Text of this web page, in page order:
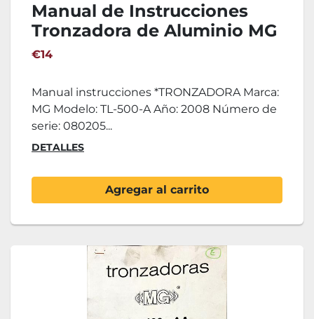
Manual de Instrucciones
Tronzadora de Aluminio MG
TL-500-A
€14
Manual instrucciones *TRONZADORA Marca:
MG Modelo: TL-500-A Año: 2008 Número de
serie: 080205...
DETALLES
Agregar al carrito